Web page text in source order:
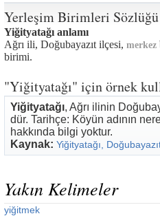
Yerleşim Birimleri Sözlüğü
Yiğityatağı anlamı
Ağrı ili, Doğubayazıt ilçesi, merkez
birimi.
"Yiğityatağı" için örnek
Yiğityatağı, Ağrı ilinin
dür. Tarihçe: Köyün adının
hakkında bilgi yoktur.
Kaynak: Yiğityatağı,
Yakın Kelimeler
yiğitmek